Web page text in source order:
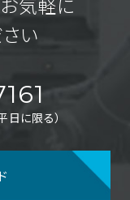
い
に限る）